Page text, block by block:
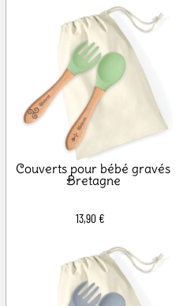
Couverts pour bébé gravés
Bretagne
13,90 €